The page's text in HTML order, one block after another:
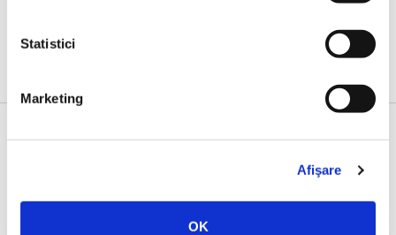
Statistici
Marketing
Afişare
OK
Evenimente